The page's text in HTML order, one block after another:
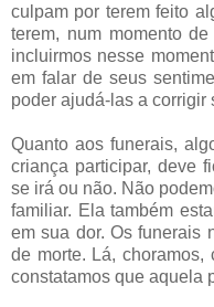
culpam por terem feito
terem, num momento
incluirmos nesse
em falar de seus
poder ajudá-las a corrigir
Quanto aos funerais,
criança participar, deve
se irá ou não. Não
familiar. Ela também
em sua dor. Os funerais
de morte. Lá, choramos,
constatamos que aquela